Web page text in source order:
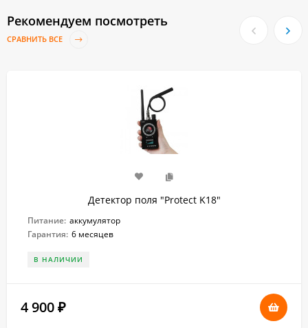
Рекомендуем посмотреть
СРАВНИТЬ ВСЕ
Детектор поля "Protect K18"
Питание: аккумулятор
Гарантия: 6 месяцев
В НАЛИЧИИ
4 900 ₽